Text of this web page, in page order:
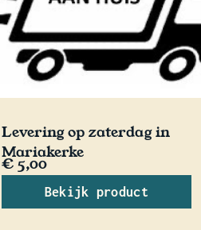
Levering op zaterdag in
Mariakerke
€5,00
Bekijk product